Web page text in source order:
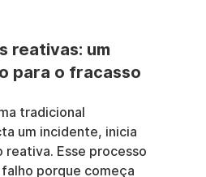
reativas: um
para o fracasso
tradicional
um incidente, inicia
reativa. Esse processo
porque começa